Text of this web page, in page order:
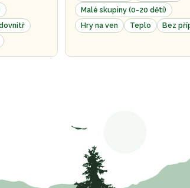
Malé skupiny (0-20 dětí)
Hry na ven
Teplo Bez